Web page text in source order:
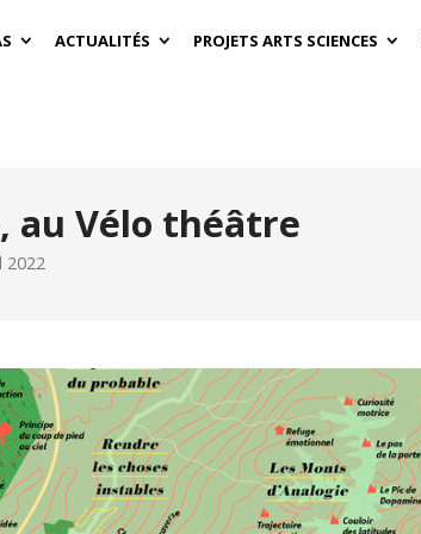
ACTUALITÉS PROJETS ARTS SCIENCES
au Vélo théâtre
2022